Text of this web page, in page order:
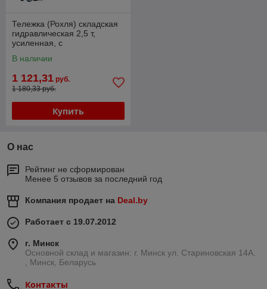
Тележка (Рохля) складская
гидравлическая 2,5 т,
усиленная, с
NORDBERG N3901-25
В наличии
1 121,31 руб.
1 180,33 руб.
Купить
О нас
Рейтинг не сформирован
Менее 5 отзывов за последний год
Компания продает на Deal.by
Работает с 19.07.2012
г. Минск
Основной склад и магазин: г. Минск ул. Стариновская 14А.
, Минск, Беларусь
Контакты